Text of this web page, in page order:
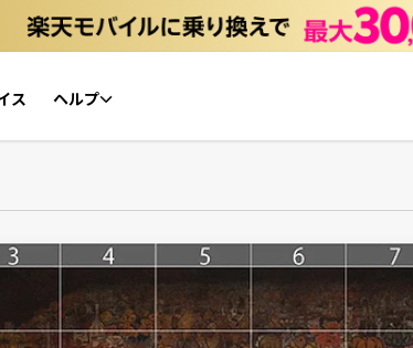
ス ヘルプ
NFTチケット リセールガイド
よくあるご質問